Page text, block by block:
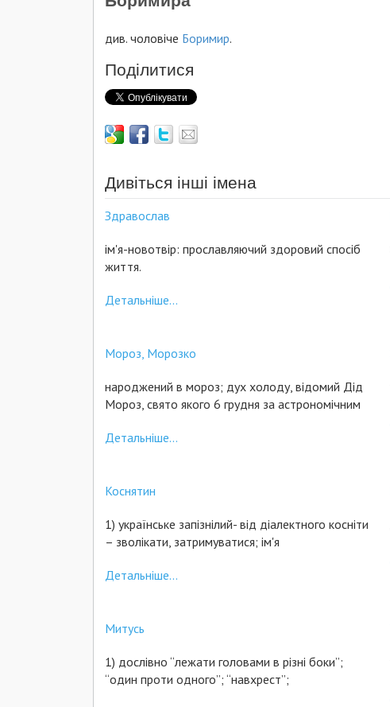
див. чоловіче Боримир.
Поділитися
Дивіться інші імена
Здравослав
ім'я-новотвір: прославляючий здоровий спосіб
життя.
Детальніше...
Мороз, Морозко
народжений в мороз; дух холоду, відомий Дід
Мороз, свято якого 6 грудня за астрономічним
Детальніше...
Коснятин
1) українське запізнілий- від діалектного косніти
– зволікати, затримуватися; ім'я
Детальніше...
Митусь
1) дослівно “лежати головами в різні боки”;
“один проти одного”; “навхрест”;